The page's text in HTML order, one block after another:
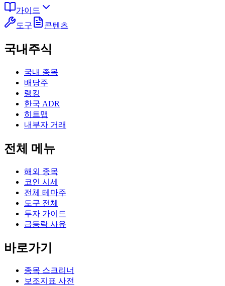
가이드
도구
콘텐츠
국내주식
국내 종목
배당주
랭킹
한국 ADR
히트맵
내부자 거래
전체 메뉴
해외 종목
코인 시세
전체 테마주
도구 전체
투자 가이드
급등락 사유
바로가기
종목 스크리너
보조지표 사전